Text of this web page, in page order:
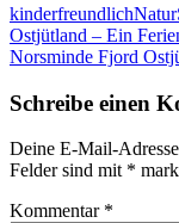
kinderfreundlichNatur
Ostjütland – Ein
Norsminde Fjord
Schreibe einen
Deine E-Mail-
Felder sind mit *
Kommentar *